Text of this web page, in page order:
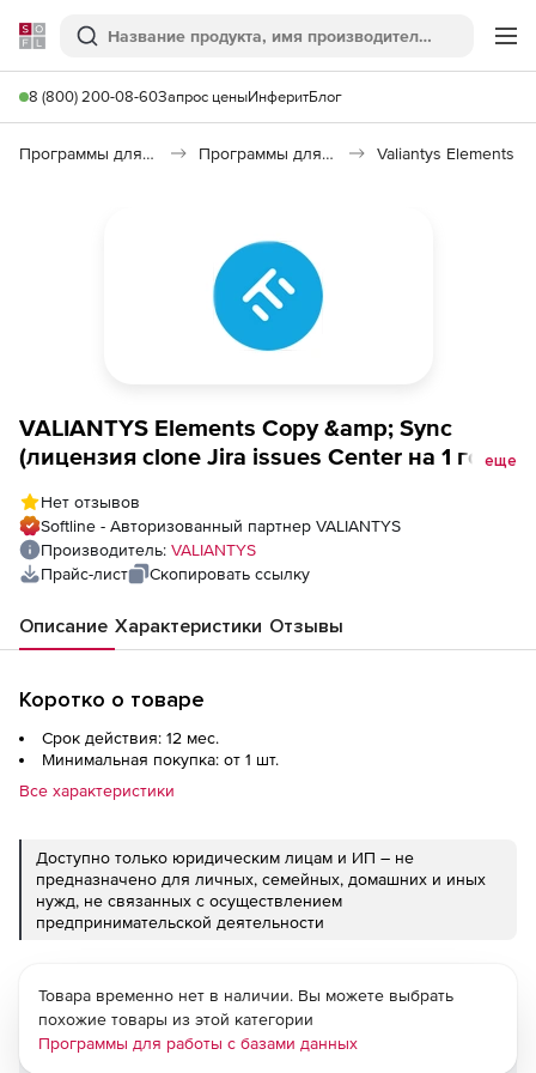
Softline
Поиск
8 (800) 200-08-60Запрос ценыИнферитБлог
Программы для программирования Программы для работы с базами данных Valiantys Elements
VALIANTYS Elements Copy &amp; Sync
(лицензия clone Jira issues Center на 1 год),
еще
Нет отзывов
Softline - Авторизованный партнер VALIANTYS
Производитель: VALIANTYS
Прайс-лист
Скопировать ссылку
Описание Характеристики Отзывы
Коротко о товаре
Срок действия: 12 мес.
Минимальная покупка: от 1 шт.
Все характеристики
Доступно только юридическим лицам и ИП – не
предназначено для личных, семейных, домашних и иных
нужд, не связанных с осуществлением
предпринимательской деятельности
Товара временно нет в наличии. Вы можете выбрать
похожие товары из этой категории
Программы для работы с базами данных